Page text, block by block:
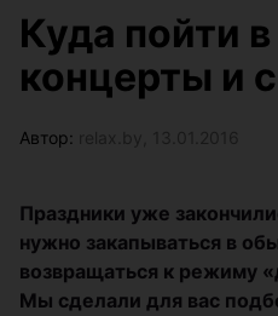
Куда пойти
концерты и
Автор:
Праздники уже
нужно закапываться в
возвращаться к режиму
Мы сделали для вас